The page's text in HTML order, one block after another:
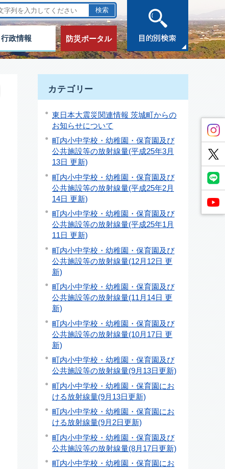
行政情報 防災ポータル
カテゴリー
東日本大震災関連情報 茨城町からの
お知らせについて
町内小中学校・幼稚園・保育園及び
公共施設等の放射線量(平成25年3月
13日 更新)
町内小中学校・幼稚園・保育園及び
公共施設等の放射線量(平成25年2月
14日 更新)
町内小中学校・幼稚園・保育園及び
公共施設等の放射線量(平成25年1月
11日 更新)
町内小中学校・幼稚園・保育園及び
公共施設等の放射線量(12月12日 更
新)
町内小中学校・幼稚園・保育園及び
公共施設等の放射線量(11月14日 更
新)
町内小中学校・幼稚園・保育園及び
公共施設等の放射線量(10月17日 更
新)
町内小中学校・幼稚園・保育園及び
公共施設等の放射線量(9月13日更新)
町内小中学校・幼稚園・保育園にお
ける放射線量(9月13日更新)
町内小中学校・幼稚園・保育園にお
ける放射線量(9月2日更新)
町内小中学校・幼稚園・保育園及び
公共施設等の放射線量(8月17日更新)
町内小中学校・幼稚園・保育園にお